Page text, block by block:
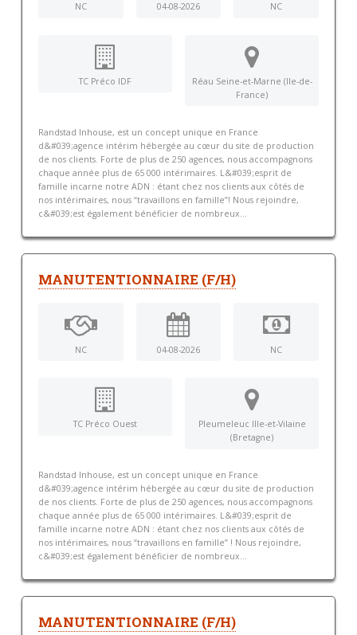
NC 04-08-2026 NC
TC Préco IDF
Réau Seine-et-Marne (Ile-de-
France)
Randstad Inhouse, est un concept unique en France
d&#039;agence intérim hébergée au cœur du site de production
de nos clients. Forte de plus de 250 agences, nous accompagnons
chaque année plus de 65 000 intérimaires. L&#039;esprit de
famille incarne notre ADN : étant chez nos clients aux côtés de
nos intérimaires, nous “travaillons en famille”! Nous rejoindre,
c&#039;est également bénéficier de nombreux...
MANUTENTIONNAIRE (F/H)
NC 04-08-2026 NC
TC Préco Ouest
Pleumeleuc Ille-et-Vilaine
(Bretagne)
Randstad Inhouse, est un concept unique en France
d&#039;agence intérim hébergée au cœur du site de production
de nos clients. Forte de plus de 250 agences, nous accompagnons
chaque année plus de 65 000 intérimaires. L&#039;esprit de
famille incarne notre ADN : étant chez nos clients aux côtés de
nos intérimaires, nous “travaillons en famille” ! Nous rejoindre,
c&#039;est également bénéficier de nombreux...
MANUTENTIONNAIRE (F/H)